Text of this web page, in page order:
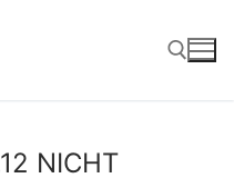
NICHT